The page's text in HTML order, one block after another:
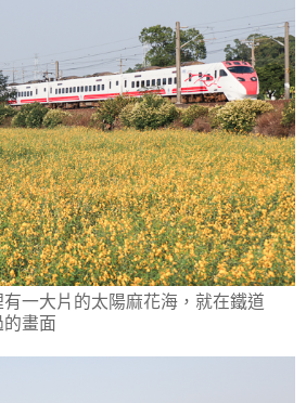
一大片的太陽麻花海，就在鐵道
畫面